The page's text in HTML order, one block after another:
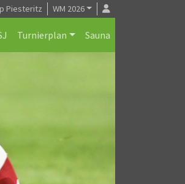
Piesteritz WM 2026
Turnierplan Sauna